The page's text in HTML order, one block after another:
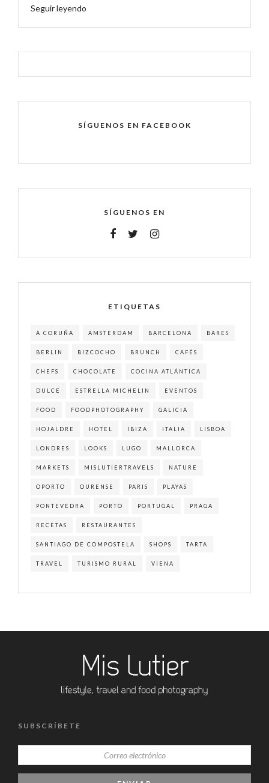
Seguir leyendo
SÍGUENOS EN FACEBOOK
SÍGUENOS EN
ETIQUETAS
A CORUÑA AMSTERDAM BARCELONA BARES
BERLIN BIZCOCHO BRUNCH CAFÉS
CHEFS CHOCOLATE COCINA ATLÁNTICA
DULCE ESTRELLA MICHELIN EVENTOS
FOOD FOODPHOTOGRAPHY GALICIA
HOJALDRE HOTEL IBIZA ITALIA LISBOA
LONDRES LOOKS LUGO MALLORCA
MARKETS MISLUTIERTRAVELS NATURE
OPORTO OURENSE PARIS PLAYAS
PONTEVEDRA PORTO PORTUGAL PRAGA
RECETAS RESTAURANTES
SANTIAGO DE COMPOSTELA SHOPS TARTA
TRAVEL TURISMO RURAL VIENA
SUBSCRÍBETE